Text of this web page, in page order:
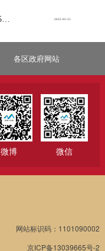
2025-03-31
各区政府网站
微博 微信
网站标识码：1101090002
京ICP备13039665号-2